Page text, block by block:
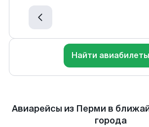
Найти авиабилеты
Авиарейсы из Перми в
города